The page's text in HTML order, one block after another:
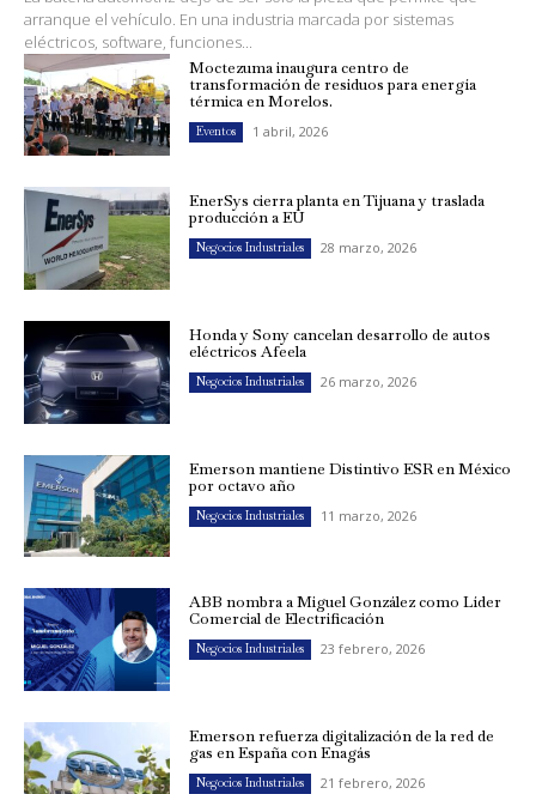
arranque el vehículo. En una industria marcada por sistemas
eléctricos, software, funciones...
Moctezuma inaugura centro de
transformación de residuos para energía
térmica en Morelos.
Eventos 1 abril, 2026
EnerSys cierra planta en Tijuana y traslada
producción a EU
Negocios Industriales 28 marzo, 2026
Honda y Sony cancelan desarrollo de autos
eléctricos Afeela
Negocios Industriales 26 marzo, 2026
Emerson mantiene Distintivo ESR en México
por octavo año
Negocios Industriales 11 marzo, 2026
ABB nombra a Miguel González como Líder
Comercial de Electrificación
Negocios Industriales 23 febrero, 2026
Emerson refuerza digitalización de la red de
gas en España con Enagás
Negocios Industriales 21 febrero, 2026